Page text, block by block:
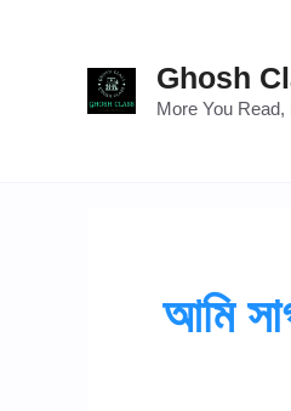
Ghosh
More You Read,
আমি